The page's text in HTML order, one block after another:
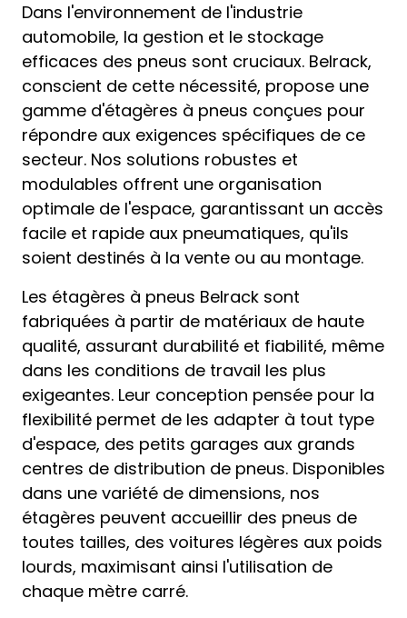
Dans l'environnement de l'industrie
automobile, la gestion et le stockage
efficaces des pneus sont cruciaux. Belrack,
conscient de cette nécessité, propose une
gamme d'étagères à pneus conçues pour
répondre aux exigences spécifiques de ce
secteur. Nos solutions robustes et
modulables offrent une organisation
optimale de l'espace, garantissant un accès
facile et rapide aux pneumatiques, qu'ils
soient destinés à la vente ou au montage.
Les étagères à pneus Belrack sont
fabriquées à partir de matériaux de haute
qualité, assurant durabilité et fiabilité, même
dans les conditions de travail les plus
exigeantes. Leur conception pensée pour la
flexibilité permet de les adapter à tout type
d'espace, des petits garages aux grands
centres de distribution de pneus. Disponibles
dans une variété de dimensions, nos
étagères peuvent accueillir des pneus de
toutes tailles, des voitures légères aux poids
lourds, maximisant ainsi l'utilisation de
chaque mètre carré.